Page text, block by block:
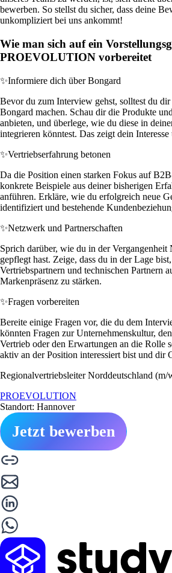
bewerben. So stellst du sicher, dass deine
unkompliziert bei uns ankommt!
Wie man sich auf ein
PROEVOLUTION vorbereitet
✨Informiere dich über Bongard
Bevor du zum Interview gehst, solltest du
Bongard machen. Schau dir die Produkte
anbieten, und überlege, wie du diese in
integrieren könntest. Das zeigt dein
✨Vertriebserfahrung betonen
Da die Position einen starken Fokus auf
konkrete Beispiele aus deiner bisherigen
anführen. Erkläre, wie du erfolgreich neue
identifiziert und bestehende
✨Netzwerk und Partnerschaften
Sprich darüber, wie du in der Vergangenheit
gepflegt hast. Zeige, dass du in der Lage
Vertriebspartnern und technischen Partnern
Markenpräsenz zu stärken.
✨Fragen vorbereiten
Bereite einige Fragen vor, die du dem
könnten Fragen zur Unternehmenskultur,
Vertrieb oder den Erwartungen an die Rolle
aktiv an der Position interessiert bist und dir
Regionalvertriebsleiter Norddeutschland (m/
PROEVOLUTION
Standort: Hannover
Jetzt bewerben